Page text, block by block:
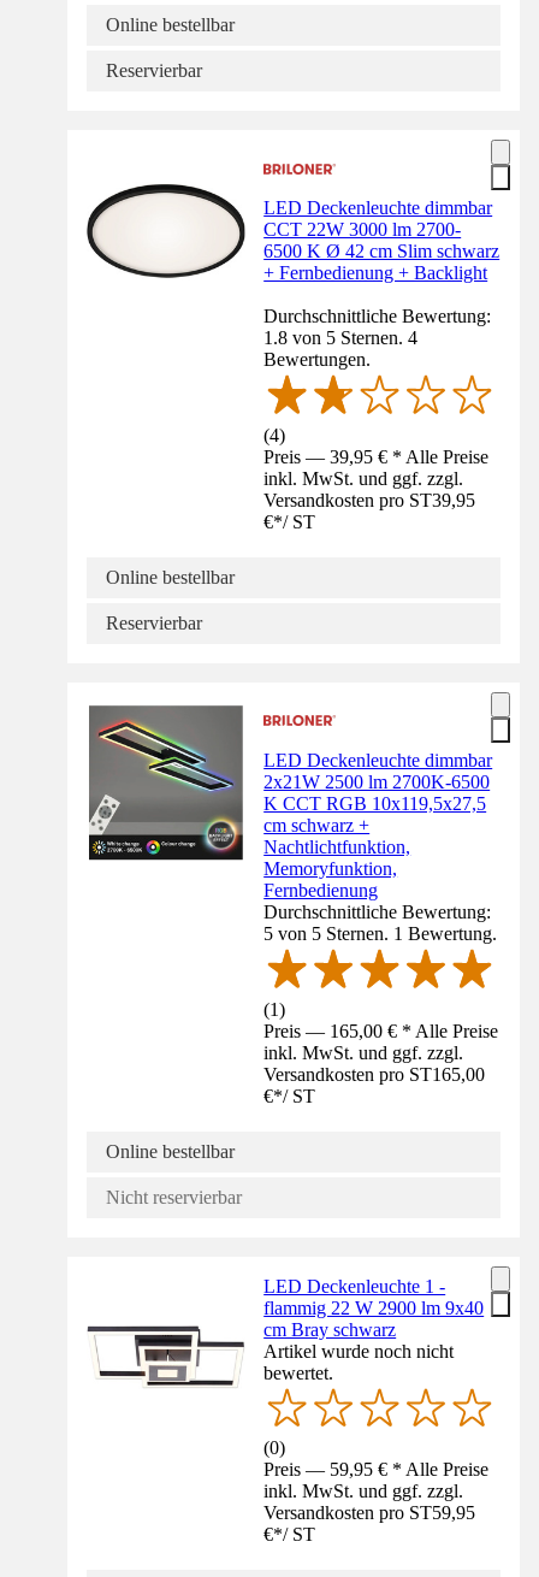
Online bestellbar
Reservierbar
LED Deckenleuchte dimmbar
CCT 22W 3000 lm 2700-
6500 K Ø 42 cm Slim schwarz
+ Fernbedienung + Backlight
Durchschnittliche Bewertung:
1.8 von 5 Sternen. 4
Bewertungen.
(4)
Preis — 39,95 € * Alle Preise
inkl. MwSt. und ggf. zzgl.
Versandkosten pro ST39,95
€*/ ST
Online bestellbar
Reservierbar
LED Deckenleuchte dimmbar
2x21W 2500 lm 2700K-6500
K CCT RGB 10x119,5x27,5
cm schwarz +
Nachtlichtfunktion,
Memoryfunktion,
Fernbedienung
Durchschnittliche Bewertung:
5 von 5 Sternen. 1 Bewertung.
(1)
Preis — 165,00 € * Alle Preise
inkl. MwSt. und ggf. zzgl.
Versandkosten pro ST165,00
€*/ ST
Online bestellbar
Nicht reservierbar
LED Deckenleuchte 1 -
flammig 22 W 2900 lm 9x40
cm Bray schwarz
Artikel wurde noch nicht
bewertet.
(0)
Preis — 59,95 € * Alle Preise
inkl. MwSt. und ggf. zzgl.
Versandkosten pro ST59,95
€*/ ST